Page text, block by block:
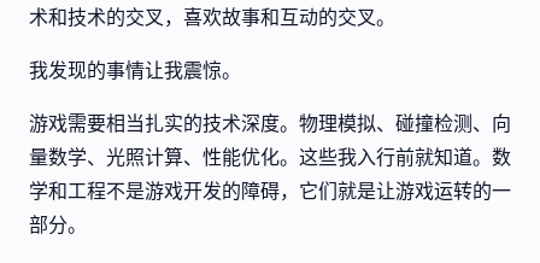
术和技术的交叉，喜欢故事和互动的交叉。
我发现的事情让我震惊。
游戏需要相当扎实的技术深度。物理模拟、碰撞检测、向
量数学、光照计算、性能优化。这些我入行前就知道。数
学和工程不是游戏开发的障碍，它们就是让游戏运转的一
部分。